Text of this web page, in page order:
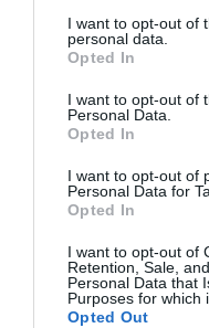
not limited to your visit
grant or deny consent
use your data for below
consent section.
I want to opt-out of
personal data.
Opted In
I want to opt-out of
Personal Data.
Opted In
I want to opt-out of
Personal Data for
Opted In
I want to opt-out of
Retention, Sale,
Personal Data that
Purposes for which
Opted Out
VISSZA A
Legfrissebb